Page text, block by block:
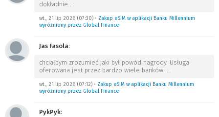
dokładnie …
wt., 21 lip 2026 (07:30) • Zakup eSIM w aplikacji Banku Millennium
wyróżniony przez Global Finance
Jas Fasola:
chciałbym zrozumieć jaki był powód nagrody. Usługa
oferowana jest przez bardzo wiele banków. …
wt., 21 lip 2026 (07:12) • Zakup eSIM w aplikacji Banku Millennium
wyróżniony przez Global Finance
PykPyk: